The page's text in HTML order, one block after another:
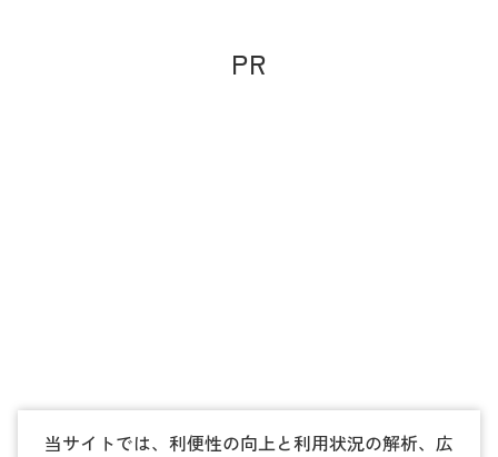
PR
当サイトでは、利便性の向上と利用状況の解析、広